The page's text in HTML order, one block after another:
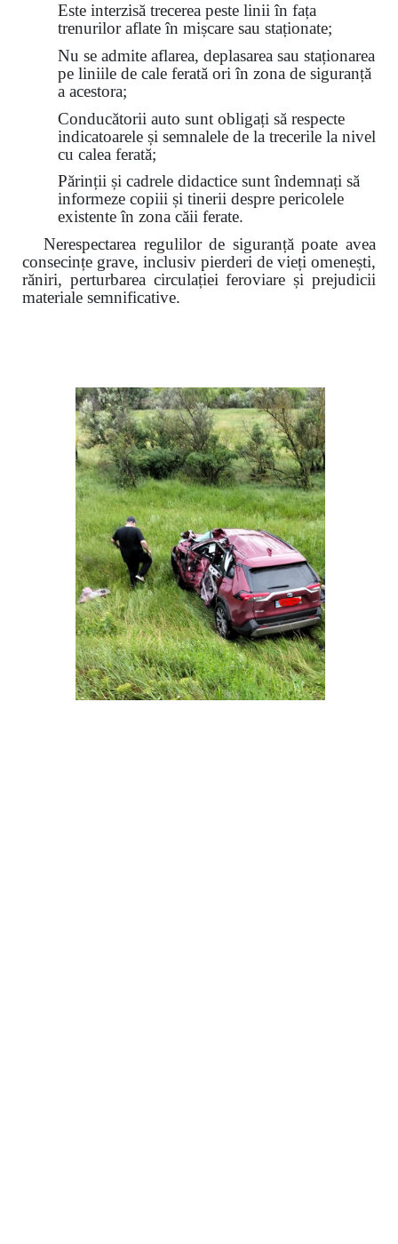
Este interzisă trecerea peste linii în fața
trenurilor aflate în mișcare sau staționate;
Nu se admite aflarea, deplasarea sau staționarea
pe liniile de cale ferată ori în zona de siguranță
a acestora;
Conducătorii auto sunt obligați să respecte
indicatoarele și semnalele de la trecerile la nivel
cu calea ferată;
Părinții și cadrele didactice sunt îndemnați să
informeze copiii și tinerii despre pericolele
existente în zona căii ferate.
Nerespectarea regulilor de siguranță poate avea
consecințe grave, inclusiv pierderi de vieți omenești,
răniri, perturbarea circulației feroviare și prejudicii
materiale semnificative.